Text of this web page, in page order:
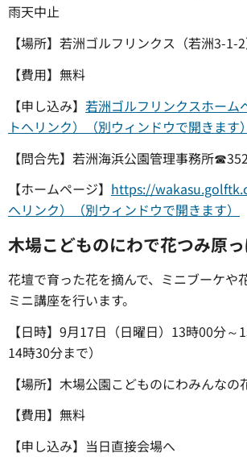
雨天中止
【場所】若洲ゴルフリンクス（若洲3-1-2
【費用】無料
【申し込み】 若洲ゴルフリンクスホーム
トへリンク）（別ウィンドウで開きます）
【問合先】若洲海浜公園管理事務所
【ホームページ】 https://
へリンク）（別ウィンドウで開きます）
木場こどものにわで花つみ原
花壇で育った花を摘んで、ミニブーケや
ミニ講座を行います。
【日時】9月17日（日曜日）13時00分～
14時30分まで）
【場所】木場公園こどものにわみんなの
【費用】無料
【申し込み】当日直接会場へ